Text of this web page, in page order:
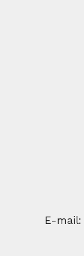
E-mail: